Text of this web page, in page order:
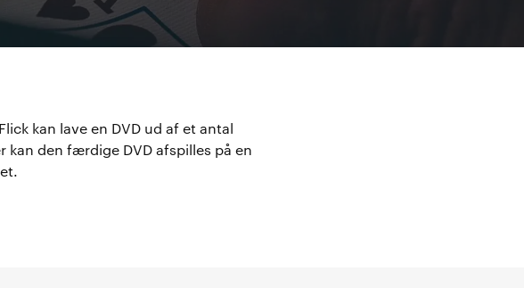
kan lave en DVD ud af et antal
kan den færdige DVD afspilles på en